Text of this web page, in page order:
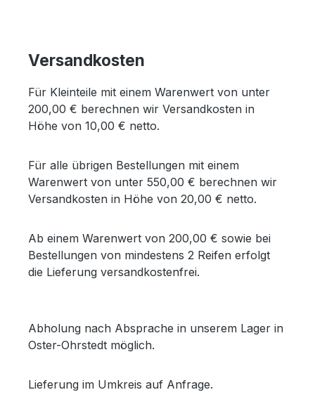
Versandkosten
Für Kleinteile mit einem Warenwert von unter
200,00 € berechnen wir Versandkosten in
Höhe von 10,00 € netto.
Für alle übrigen Bestellungen mit einem
Warenwert von unter 550,00 € berechnen wir
Versandkosten in Höhe von 20,00 € netto.
Ab einem Warenwert von 200,00 € sowie bei
Bestellungen von mindestens 2 Reifen erfolgt
die Lieferung versandkostenfrei.
Abholung nach Absprache in unserem Lager in
Oster-Ohrstedt möglich.
Lieferung im Umkreis auf Anfrage.